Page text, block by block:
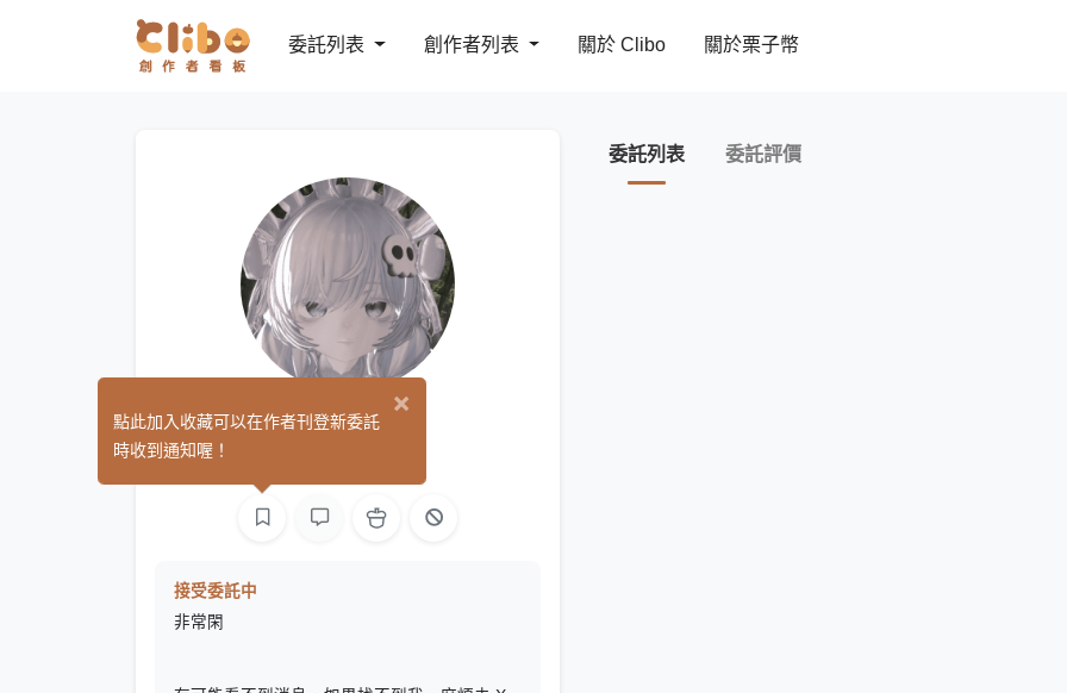
委託列表 創作者列表 關於 Clibo 關於栗子幣
Lulusa
接受委託中
非常閑
委託列表 委託評價
×
點此加入收藏可以在作者刊登新委託
時收到通知喔！